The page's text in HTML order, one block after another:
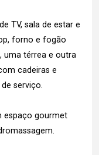
TV, sala de estar e
forno e fogão
uma térrea e outra
cadeiras e
serviço.
espaço gourmet